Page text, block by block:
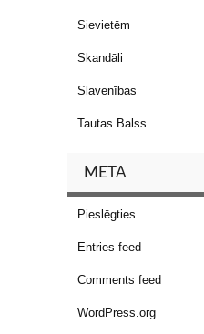
Sievietēm
Skandāli
Slavenības
Tautas Balss
META
Pieslēgties
Entries feed
Comments feed
WordPress.org